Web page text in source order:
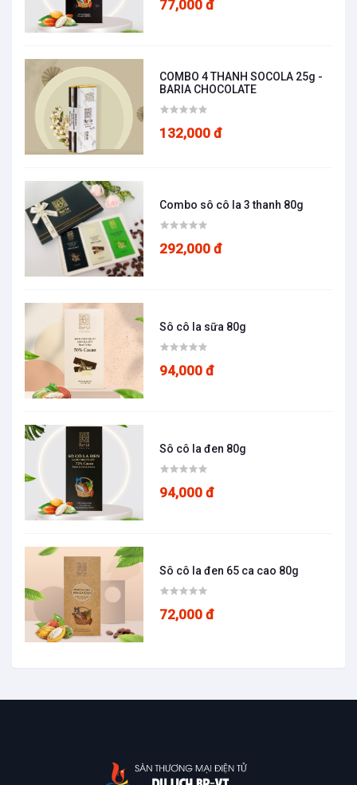
77,000 đ
COMBO 4 THANH SOCOLA 25g -
BARIA CHOCOLATE
132,000 đ
Combo sô cô la 3 thanh 80g
292,000 đ
Sô cô la sữa 80g
94,000 đ
Sô cô la đen 80g
94,000 đ
Sô cô la đen 65 ca cao 80g
72,000 đ